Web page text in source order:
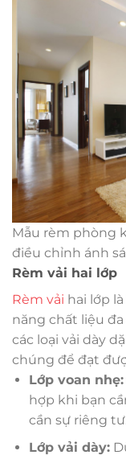
Mẫu rèm phòng
điều chỉnh ánh
Rèm vải hai lớp
Rèm vải hai lớp
năng chất liệu
các loại vải dày
chúng để đạt
Lớp voan nhẹ:
hợp khi bạn
cần sự riêng
Lớp vải dày: